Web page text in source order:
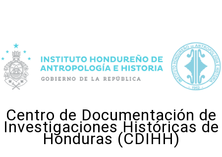
Centro de Documentación de
Investigaciones Históricas de
Honduras (CDIHH)